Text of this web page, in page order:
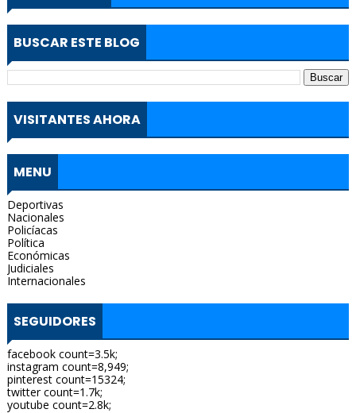
BUSCAR ESTE BLOG
VISITANTES AHORA
MENU
Deportivas
Nacionales
Policíacas
Política
Económicas
Judiciales
Internacionales
SEGUIDORES
facebook count=3.5k;
instagram count=8,949;
pinterest count=15324;
twitter count=1.7k;
youtube count=2.8k;